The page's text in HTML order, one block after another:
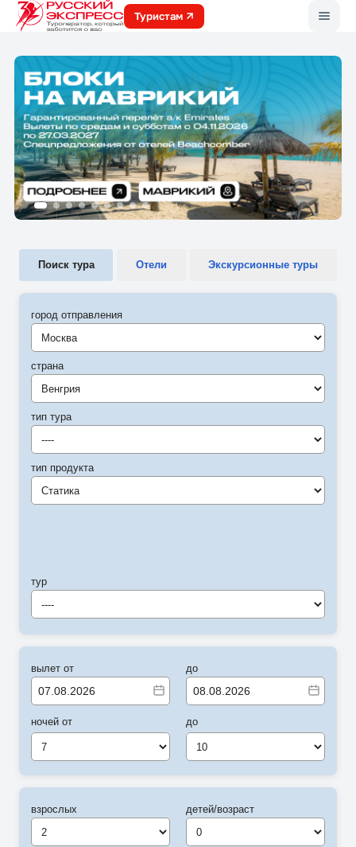
Туристам
Поиск тура Отели Экскурсионные туры
город отправления
Москва
страна
Венгрия
тип тура
----
тип продукта
Статика
тур
----
вылет от
ночей от
7
до
до
10
взрослых детей/возраст